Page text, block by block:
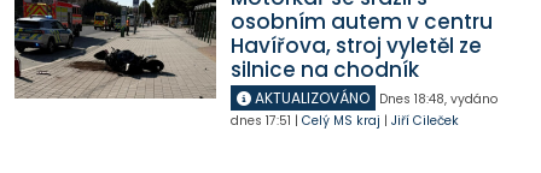
osobním autem v centru
Havířova, stroj vyletěl ze
silnice na chodník
AKTUALIZOVÁNO Dnes 18:48, vydáno
dnes 17:51 | Celý MS kraj | Jiří Cileček